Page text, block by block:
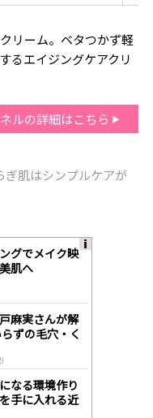
リーム。ベタつかず軽
るエイジングケアクリ
ルの詳細はこちら
ぎ肌はシンプルケアが
グでメイク映
肌へ
麻実さんが解
ずの毛穴・く
なる環境作り
手に入れる近